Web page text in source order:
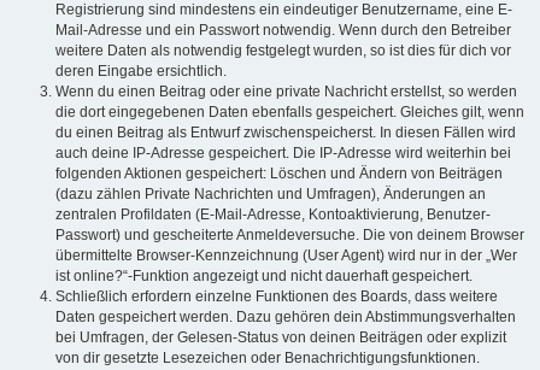
Registrierung sind mindestens ein eindeutiger Benutzername, eine E-
Mail-Adresse und ein Passwort notwendig. Wenn durch den Betreiber
weitere Daten als notwendig festgelegt wurden, so ist dies für dich vor
deren Eingabe ersichtlich.
Wenn du einen Beitrag oder eine private Nachricht erstellst, so werden
die dort eingegebenen Daten ebenfalls gespeichert. Gleiches gilt, wenn
du einen Beitrag als Entwurf zwischenspeicherst. In diesen Fällen wird
auch deine IP-Adresse gespeichert. Die IP-Adresse wird weiterhin bei
folgenden Aktionen gespeichert: Löschen und Ändern von Beiträgen
(dazu zählen Private Nachrichten und Umfragen), Änderungen an
zentralen Profildaten (E-Mail-Adresse, Kontoaktivierung, Benutzer-
Passwort) und gescheiterte Anmeldeversuche. Die von deinem Browser
übermittelte Browser-Kennzeichnung (User Agent) wird nur in der „Wer
ist online?“-Funktion angezeigt und nicht dauerhaft gespeichert.
Schließlich erfordern einzelne Funktionen des Boards, dass weitere
Daten gespeichert werden. Dazu gehören dein Abstimmungsverhalten
bei Umfragen, der Gelesen-Status von deinen Beiträgen oder explizit
von dir gesetzte Lesezeichen oder Benachrichtigungsfunktionen.